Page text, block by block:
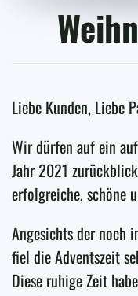
Liebe Kunden, Liebe
Wir dürfen auf ein
Jahr 2021
erfolgreiche, schöne
Angesichts der noch
fiel die Adventszeit
Diese ruhige Zeit